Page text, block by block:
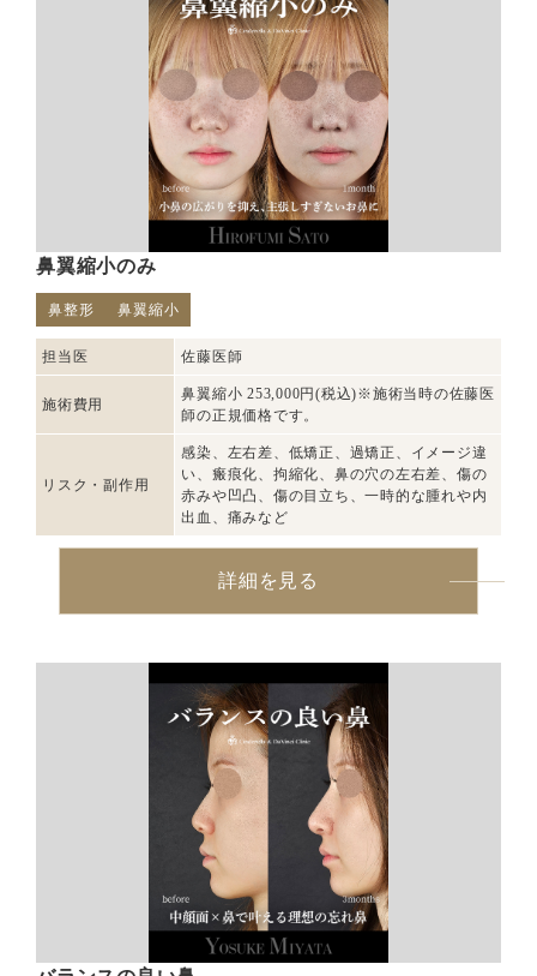
鼻翼縮小のみ
鼻整形 鼻翼縮小
担当医 佐藤医師
施術費用
鼻翼縮小 253,000円(税込)※施術当時の佐藤医
師の正規価格です。
リスク・副作用
感染、左右差、低矯正、過矯正、イメージ違
い、瘢痕化、拘縮化、鼻の穴の左右差、傷の
赤みや凹凸、傷の目立ち、一時的な腫れや内
出血、痛みなど
詳細を見る